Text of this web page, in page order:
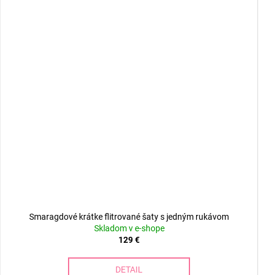
Smaragdové krátke flitrované šaty s jedným rukávom
Skladom v e-shope
129 €
DETAIL